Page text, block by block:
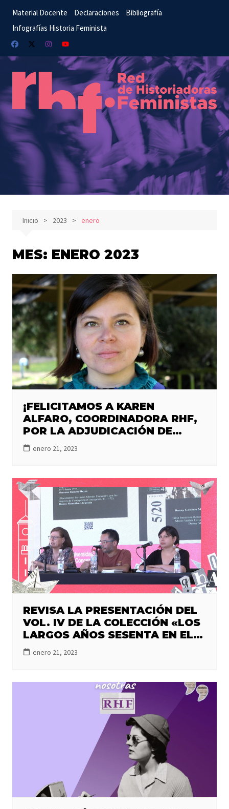
contenido
Material Docente Declaraciones
Bibliografía
Infografías Historia Feminista
Inicio 2023 enero
MES: ENERO 2023
¡FELICITAMOS A KAREN
ALFARO, COORDINADORA RHF,
POR LA ADJUDICACIÓN DE
FONDECYT REGULAR 2023!
enero 21, 2023
REVISA LA PRESENTACIÓN DEL
VOL. IV DE LA COLECCIÓN «LOS
LARGOS AÑOS SESENTA EN EL
GRAN CONCEPCIÓN. 1959-1973.
GÉNERO Y MUJERES», CON LA
ALFARO Y GINA INOSTROZA
enero 21, 2023